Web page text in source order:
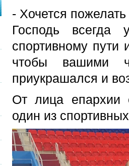
- Хочется
Господь
спортивному пути
чтобы вашими
приукрашался и
От лица епархии
один из